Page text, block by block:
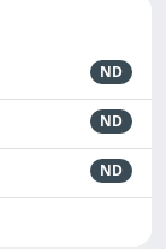
ND
ND
ND